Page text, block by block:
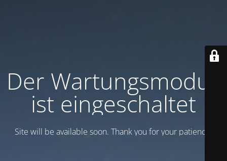
Der Wartungsmodus
ist eingeschaltet
Site will be available soon. Thank you for your patience!